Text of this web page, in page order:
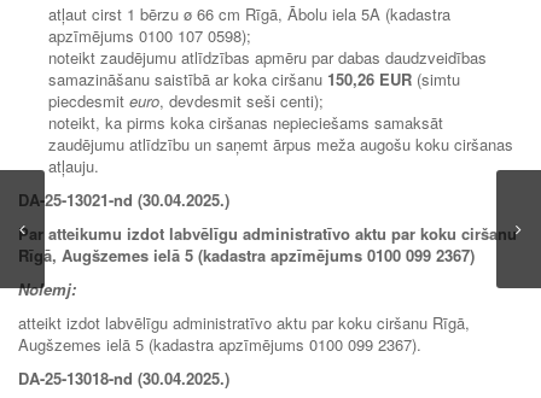
atļaut cirst 1 bērzu ø 66 cm Rīgā, Ābolu iela 5A (kadastra
apzīmējums 0100 107 0598);
noteikt zaudējumu atlīdzības apmēru par dabas daudzveidības
samazināšanu saistībā ar koka ciršanu 150,26 EUR (simtu
piecdesmit euro, devdesmit seši centi);
noteikt, ka pirms koka ciršanas nepieciešams samaksāt
zaudējumu atlīdzību un saņemt ārpus meža augošu koku ciršanas
atļauju.
DA-25-13021-nd (30.04.2025.)
Par atteikumu izdot labvēlīgu administratīvo aktu par koku ciršanu
Rīgā, Augšzemes ielā 5 (kadastra apzīmējums 0100 099 2367)
Nolemj:
atteikt izdot labvēlīgu administratīvo aktu par koku ciršanu Rīgā,
Augšzemes ielā 5 (kadastra apzīmējums 0100 099 2367).
DA-25-13018-nd (30.04.2025.)